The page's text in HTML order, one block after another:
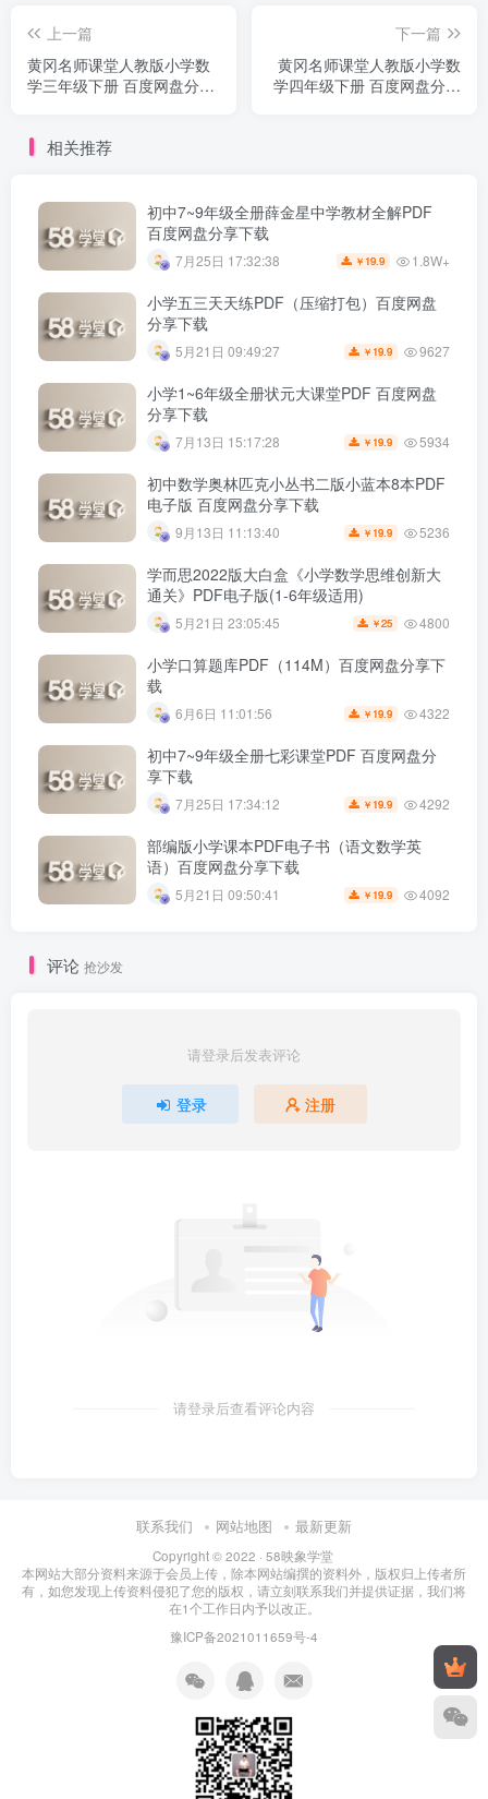
上一篇
黄冈名师课堂人教版小学数
学三年级下册 百度网盘分享
下一篇
黄冈名师课堂人教版小学数
学四年级下册 百度网盘分享
相关推荐
初中7~9年级全册薛金星中学教材全解PDF
百度网盘分享下载
7月25日 17:32:38 ￥ 19.9 1.8W+
小学五三天天练PDF（压缩打包）百度网盘
分享下载
5月21日 09:49:27 ￥ 19.9 9627
小学1~6年级全册状元大课堂PDF 百度网盘
分享下载
7月13日 15:17:28 ￥ 19.9 5934
初中数学奥林匹克小丛书二版小蓝本8本PDF
电子版 百度网盘分享下载
9月13日 11:13:40 ￥ 19.9 5236
学而思2022版大白盒《小学数学思维创新大
通关》PDF电子版(1-6年级适用)
5月21日 23:05:45 ￥25 4800
小学口算题库PDF（114M）百度网盘分享下
载
6月6日 11:01:56 ￥ 19.9 4322
初中7~9年级全册七彩课堂PDF 百度网盘分
享下载
7月25日 17:34:12 ￥ 19.9 4292
部编版小学课本PDF电子书（语文数学英
语）百度网盘分享下载
5月21日 09:50:41 ￥ 19.9 4092
评论 抢沙发
请登录后发表评论
登录 注册
请登录后查看评论内容
联系我们 网站地图 最新更新
Copyright © 2022 · 58映象学堂
本网站大部分资料来源于会员上传，除本网站编撰的资料外，版权归上传者所
有，如您发现上传资料侵犯了您的版权，请立刻联系我们并提供证据，我们将
在1个工作日内予以改正。
豫ICP备2021011659号-4